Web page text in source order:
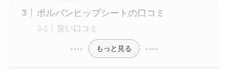
ポルバンヒップシートの口コミ
良い口コミ
もっと見る